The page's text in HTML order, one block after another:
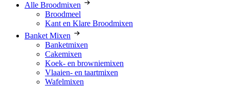
Alle Broodmixen
Broodmeel
Kant en Klare Broodmixen
Banket Mixen
Banketmixen
Cakemixen
Koek- en browniemixen
Vlaaien- en taartmixen
Wafelmixen